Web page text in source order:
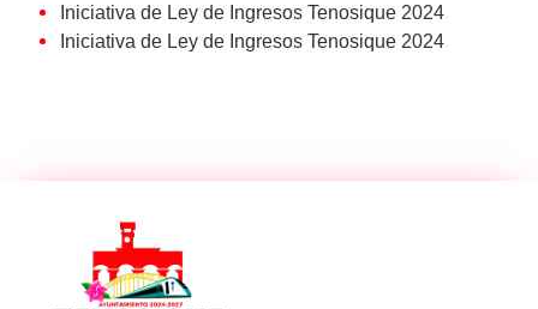
Iniciativa de Ley de Ingresos Tenosique 2024
Iniciativa de Ley de Ingresos Tenosique 2024